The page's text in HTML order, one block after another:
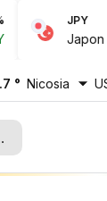
Japon
° Nicosia